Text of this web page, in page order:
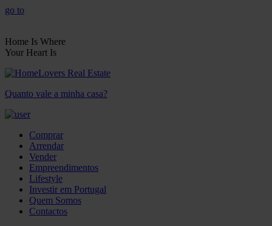
go to
Home Is Where
Your Heart Is
Quanto vale a minha casa?
Comprar
Arrendar
Vender
Empreendimentos
Lifestyle
Investir em Portugal
Quem Somos
Contactos